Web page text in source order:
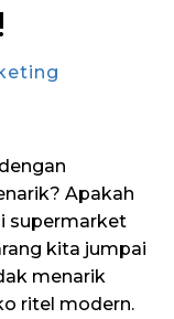
Apakah
supermarket
kita jumpai
menarik
ritel modern.